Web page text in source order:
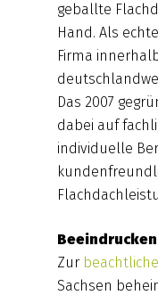
geballte
Hand. Als
Firma
Das 2007
dabei auf
individuelle
Zur
Sachsen